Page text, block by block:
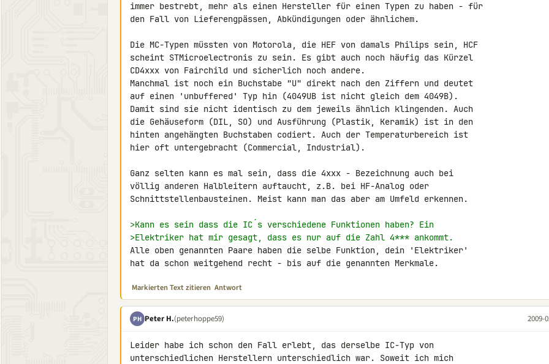
immer bestrebt, mehr als einen Hersteller für einen Typen zu haben - für
den Fall von Lieferengpässen, Abkündigungen oder ähnlichem.
Die MC-Typen müssten von Motorola, die HEF von damals Philips sein, HCF
scheint STMicroelectronis zu sein. Es gibt auch noch häufig das Kürzel
CD4xxx von Fairchild und sicherlich noch andere.
Manchmal ist noch ein Buchstabe "U" direkt nach den Ziffern und deutet
auf einen 'unbuffered' Typ hin (4049UB ist nicht gleich dem 4049B).
Damit sind sie nicht identisch zu dem jeweils ähnlich klingenden. Auch
die Gehäuseform (DIL, SO) und Ausführung (Plastik, Keramik) ist in den
hinten angehängten Buchstaben codiert. Auch der Temperaturbereich ist
hier oft untergebracht (Commercial, Industrial).
Ganz selten kann es mal sein, dass die 4xxx - Bezeichnung auch bei
völlig anderen Halbleitern auftaucht, z.B. bei HF-Analog oder
Schnittstellenbausteinen. Meist kann man das aber am Umfeld erkennen.
>Kann es sein dass die IC´s verschiedene Funktionen haben? Ein
>Elektriker hat mir gesagt, dass es nur auf die Zahl 4*** ankommt.
Alle oben genannten Paare haben die selbe Funktion, dein 'Elektriker'
hat da schon weitgehend recht - bis auf die genannten Merkmale.
Markierten Text zitieren Antwort
PH Peter H.(peterhoppe59) 2009-
Leider habe ich schon den Fall erlebt, das derselbe IC-Typ von
unterschiedlichen Herstellern unterschiedlich war. Soweit ich mich